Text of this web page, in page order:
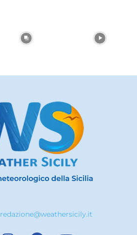
redazione@weathersicily.it